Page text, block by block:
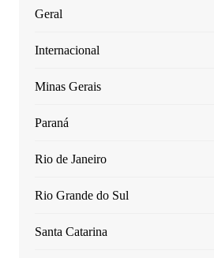
Geral
Internacional
Minas Gerais
Paraná
Rio de Janeiro
Rio Grande do Sul
Santa Catarina